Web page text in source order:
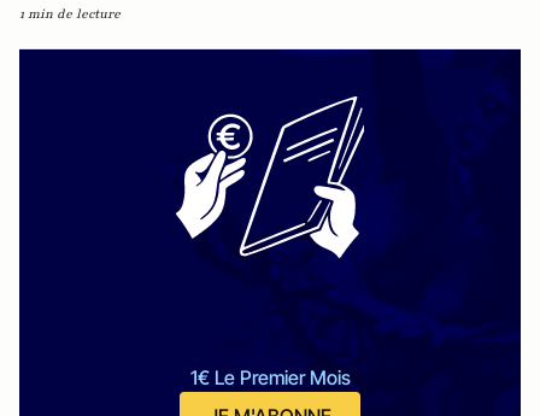
1 min de lecture
1€ Le Premier Mois